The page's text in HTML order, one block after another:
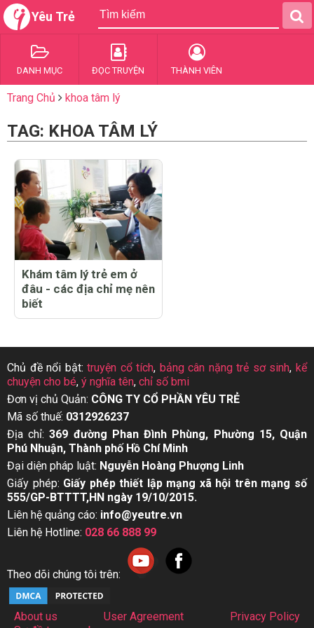
Yêu Trẻ
DANH MỤC ĐỌC TRUYỆN THÀNH VIÊN
Trang Chủ khoa tâm lý
TAG: KHOA TÂM LÝ
Khám tâm lý trẻ em ở
đâu - các địa chỉ mẹ nên
biết
Chủ đề nổi bật:truyện cổ tích, bảng cân nặng trẻ sơ sinh,kể
chuyện cho bé, ý nghĩa tên, chỉ số bmi
Đơn vị chủ Quản: CÔNG TY CỔ PHẦN YÊU TRẺ
Mã số thuế: 0312926237
Địa chỉ:369 đường Phan Đình Phùng, Phường 15, Quận
Phú Nhuận, Thành phố Hồ Chí Minh
Đại diện pháp luật: Nguyễn Hoàng Phượng Linh
Giấy phép: Giấy phép thiết lập mạng xã hội trên mạng số
555/GP-BTTTT,HN ngày 19/10/2015.
Liên hệ quảng cáo: info@yeutre.vn
Liên hệ Hotline: 028 66 888 99
Theo dõi chúng tôi trên:
About us User Agreement
Privacy Policy